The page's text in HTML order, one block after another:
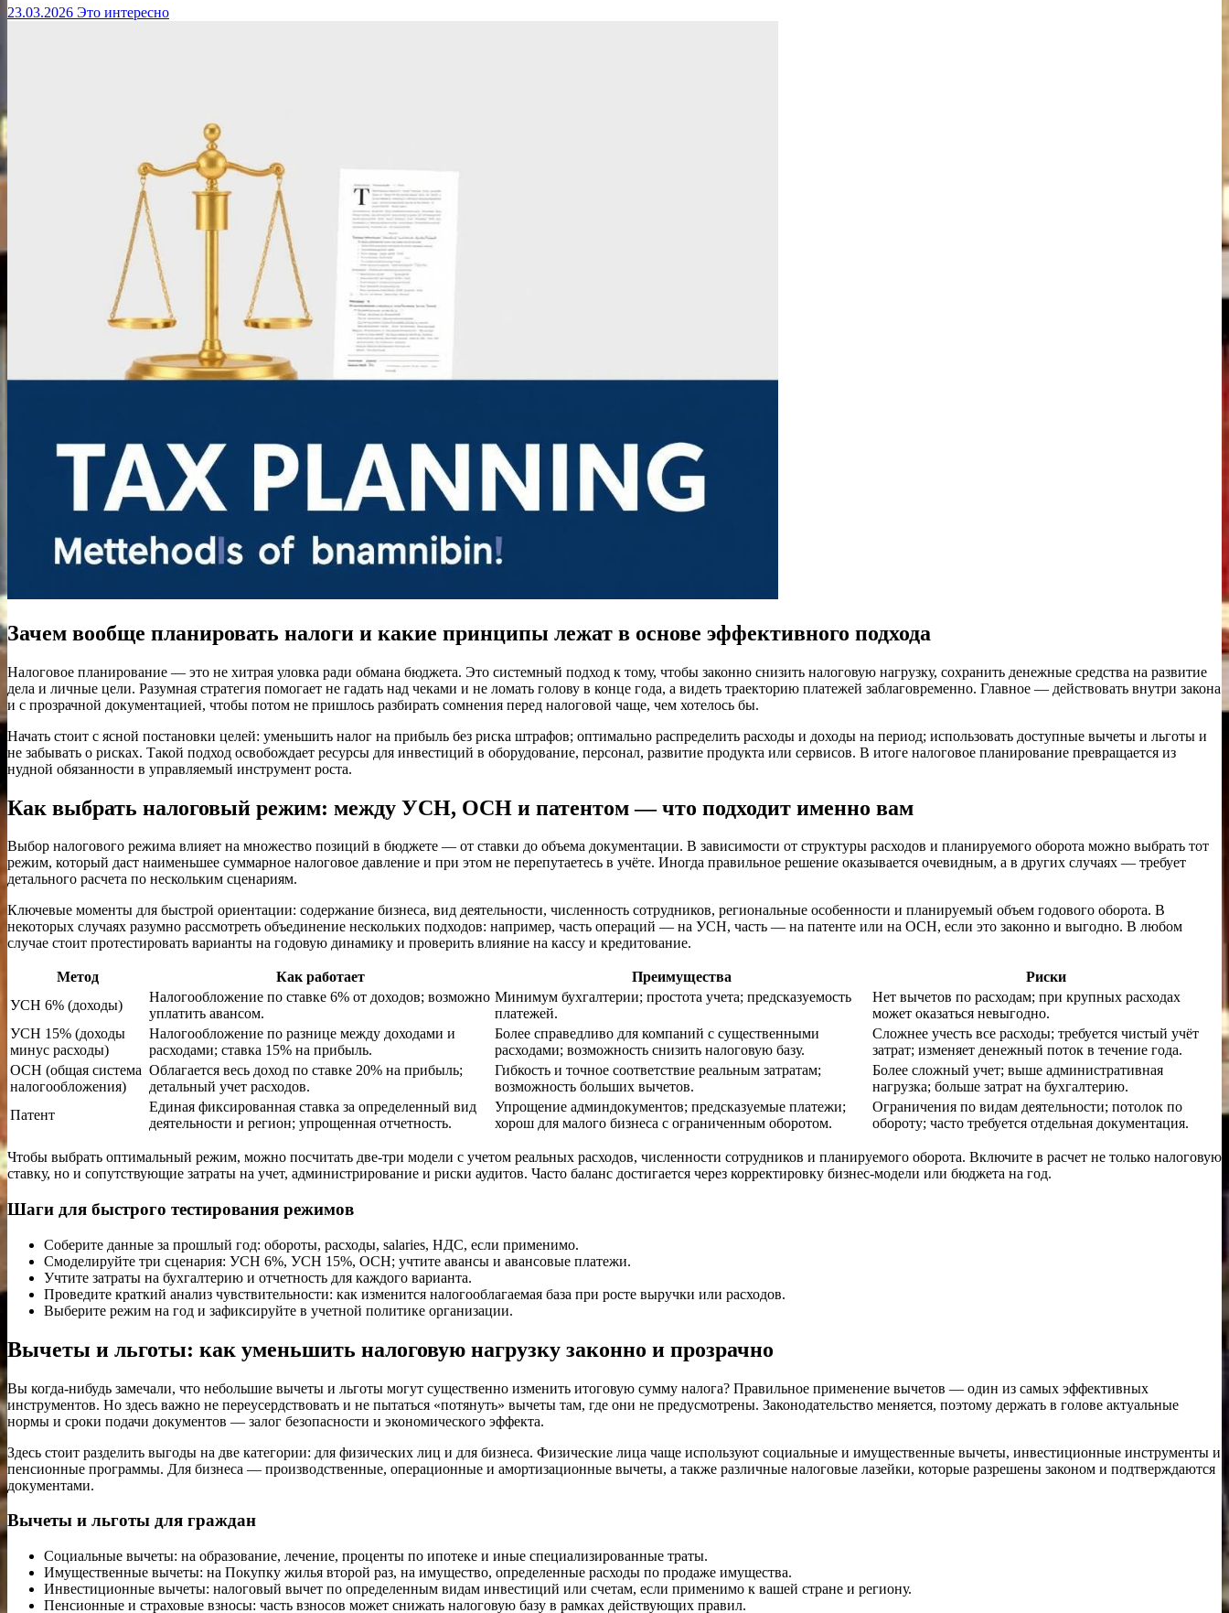
23.03.2026 Это интересно
Зачем вообще планировать налоги и какие принципы лежат в основе эффективного подхода
Налоговое планирование — это не хитрая уловка ради обмана бюджета. Это системный подход к тому, чтобы законно снизить налоговую нагрузку, сохранить денежные средства на развитие
дела и личные цели. Разумная стратегия помогает не гадать над чеками и не ломать голову в конце года, а видеть траекторию платежей заблаговременно. Главное — действовать внутри закона
и с прозрачной документацией, чтобы потом не пришлось разбирать сомнения перед налоговой чаще, чем хотелось бы.
Начать стоит с ясной постановки целей: уменьшить налог на прибыль без риска штрафов; оптимально распределить расходы и доходы на период; использовать доступные вычеты и льготы и
не забывать о рисках. Такой подход освобождает ресурсы для инвестиций в оборудование, персонал, развитие продукта или сервисов. В итоге налоговое планирование превращается из
нудной обязанности в управляемый инструмент роста.
Как выбрать налоговый режим: между УСН, ОСН и патентом — что подходит именно вам
Выбор налогового режима влияет на множество позиций в бюджете — от ставки до объема документации. В зависимости от структуры расходов и планируемого оборота можно выбрать тот
режим, который даст наименьшее суммарное налоговое давление и при этом не перепутаетесь в учёте. Иногда правильное решение оказывается очевидным, а в других случаях — требует
детального расчета по нескольким сценариям.
Ключевые моменты для быстрой ориентации: содержание бизнеса, вид деятельности, численность сотрудников, региональные особенности и планируемый объем годового оборота. В
некоторых случаях разумно рассмотреть объединение нескольких подходов: например, часть операций — на УСН, часть — на патенте или на ОСН, если это законно и выгодно. В любом
случае стоит протестировать варианты на годовую динамику и проверить влияние на кассу и кредитование.
Метод Как работает Преимущества
Риски
УСН 6% (доходы)
Налогообложение по ставке 6% от доходов; возможно
уплатить авансом.
Минимум бухгалтерии; простота учета; предсказуемость
платежей.
Нет вычетов по расходам; при крупных расходах
может оказаться невыгодно.
УСН 15% (доходы
минус расходы)
Налогообложение по разнице между доходами и
расходами; ставка 15% на прибыль.
Более справедливо для компаний с существенными
расходами; возможность снизить налоговую базу.
Сложнее учесть все расходы; требуется чистый учёт
затрат; изменяет денежный поток в течение года.
ОСН (общая система
налогообложения)
Облагается весь доход по ставке 20% на прибыль;
детальный учет расходов.
Гибкость и точное соответствие реальным затратам;
возможность больших вычетов.
Более сложный учет; выше административная
нагрузка; больше затрат на бухгалтерию.
Патент
Единая фиксированная ставка за определенный вид
деятельности и регион; упрощенная отчетность.
Упрощение админдокументов; предсказуемые платежи;
хорош для малого бизнеса с ограниченным оборотом.
Ограничения по видам деятельности; потолок по
обороту; часто требуется отдельная документация.
Чтобы выбрать оптимальный режим, можно посчитать две-три модели с учетом реальных расходов, численности сотрудников и планируемого оборота. Включите в расчет не только налоговую
ставку, но и сопутствующие затраты на учет, администрирование и риски аудитов. Часто баланс достигается через корректировку бизнес-модели или бюджета на год.
Шаги для быстрого тестирования режимов
Соберите данные за прошлый год: обороты, расходы, salaries, НДС, если применимо.
Смоделируйте три сценария: УСН 6%, УСН 15%, ОСН; учтите авансы и авансовые платежи.
Учтите затраты на бухгалтерию и отчетность для каждого варианта.
Проведите краткий анализ чувствительности: как изменится налогооблагаемая база при росте выручки или расходов.
Выберите режим на год и зафиксируйте в учетной политике организации.
Вычеты и льготы: как уменьшить налоговую нагрузку законно и прозрачно
Вы когда-нибудь замечали, что небольшие вычеты и льготы могут существенно изменить итоговую сумму налога? Правильное применение вычетов — один из самых эффективных
инструментов. Но здесь важно не переусердствовать и не пытаться «потянуть» вычеты там, где они не предусмотрены. Законодательство меняется, поэтому держать в голове актуальные
нормы и сроки подачи документов — залог безопасности и экономического эффекта.
Здесь стоит разделить выгоды на две категории: для физических лиц и для бизнеса. Физические лица чаще используют социальные и имущественные вычеты, инвестиционные инструменты и
пенсионные программы. Для бизнеса — производственные, операционные и амортизационные вычеты, а также различные налоговые лазейки, которые разрешены законом и подтверждаются
документами.
Вычеты и льготы для граждан
Социальные вычеты: на образование, лечение, проценты по ипотеке и иные специализированные траты.
Имущественные вычеты: на Покупку жилья второй раз, на имущество, определенные расходы по продаже имущества.
Инвестиционные вычеты: налоговый вычет по определенным видам инвестиций или счетам, если применимо к вашей стране и региону.
Пенсионные и страховые взносы: часть взносов может снижать налоговую базу в рамках действующих правил.